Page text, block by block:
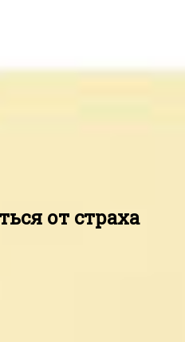
от страха